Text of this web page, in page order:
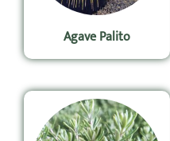
Agave Palito